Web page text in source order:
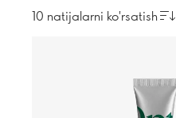
10 natijalarni ko'rsatish